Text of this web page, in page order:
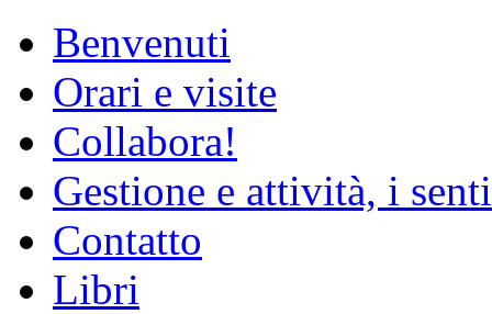
Benvenuti
Orari e visite
Collabora!
Gestione e attività, i
Contatto
Libri